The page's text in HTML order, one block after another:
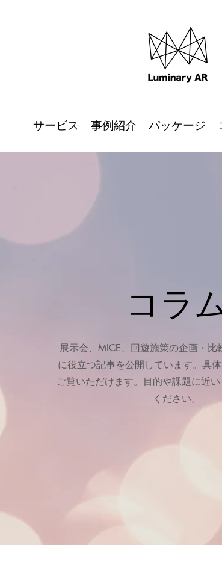
サービス 事例紹介 パッケージ
コラ
展示会、MICE、回遊施策の企画・比
に役立つ記事を公開しています。具
ご覧いただけます。目的や課題に近
ください。